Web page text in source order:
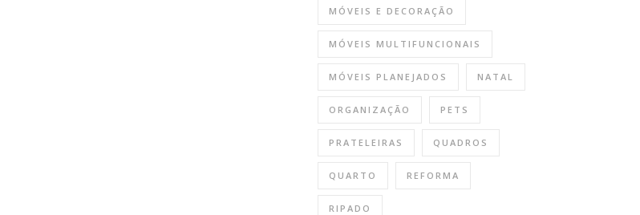
MÓVEIS E DECORAÇÃO
MÓVEIS MULTIFUNCIONAIS
MÓVEIS PLANEJADOS NATAL
ORGANIZAÇÃO PETS
PRATELEIRAS QUADROS
QUARTO REFORMA
RIPADO